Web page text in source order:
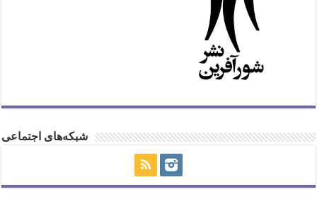
شبکه‌های اجتماعی